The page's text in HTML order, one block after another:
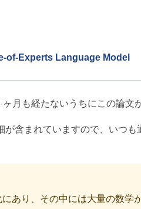
of-Experts Language Model
月も経たないうちにこの論文
含まれていますので、いつも
あり、その中には大量の数学